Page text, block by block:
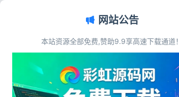
首页>标签：分镜协作系统
标签：分镜协作系统
网站公告
本站资源全部免费,赞助9.9享高速下载通道！